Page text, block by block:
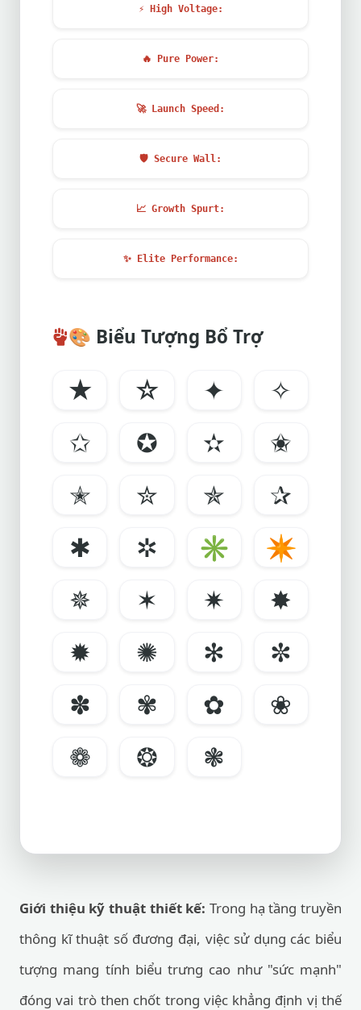
⚡High Voltage:
🔥 Pure Power:
🚀Launch Speed:
🛡️ Secure Wall:
📈 Growth Spurt:
✨Elite Performance:
🎨 Biểu Tượng Bổ Trợ
★ ☆ ✦
✧
✩
✪ ✫
✬
✭
✮ ✯
✰
✱
✲ ✳
✴
✵
✶ ✷
✸
✹
✺ ✻
✼
✽
✾ ✿
❀
❁
❂ ❃
Giới thiệu kỹ thuật thiết kế: Trong hạ tầng truyền
thông kĩ thuật số đương đại, việc sử dụng các biểu
tượng mang tính biểu trưng cao như "sức mạnh"
đóng vai trò then chốt trong việc khẳng định vị thế